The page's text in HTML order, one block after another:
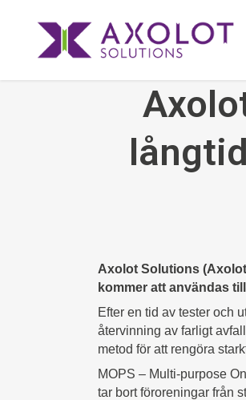
Axolot Solutions
kommer att användas
Efter en tid av tester och
återvinning av farligt
metod för att rengöra
MOPS – Multi-purpose
tar bort föroreningar från